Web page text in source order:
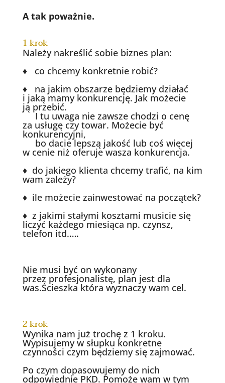
A tak poważnie.
1 krok
Należy nakreślić sobie biznes plan:
♦ co chcemy konkretnie robić?
♦ na jakim obszarze będziemy działać
i jaką mamy konkurencję. Jak możecie
ją przebić.
I tu uwaga nie zawsze chodzi o cenę
za usługę czy towar. Możecie być
konkurencyjni,
bo dacie lepszą jakość lub coś więcej
w cenie niż oferuje wasza konkurencja.
♦ do jakiego klienta chcemy trafić, na kim
wam zależy?
♦ ile możecie zainwestować na początek?
♦ z jakimi stałymi kosztami musicie się
liczyć każdego miesiąca np. czynsz,
telefon itd.….
Nie musi być on wykonany
przez profesjonalistę, plan jest dla
was.Ścieszka która wyznaczy wam cel.
2 krok
Wynika nam już trochę z 1 kroku.
Wypisujemy w słupku konkretne
czynności czym będziemy się zajmować.
Po czym dopasowujemy do nich
odpowiednie PKD. Pomoże wam w tym